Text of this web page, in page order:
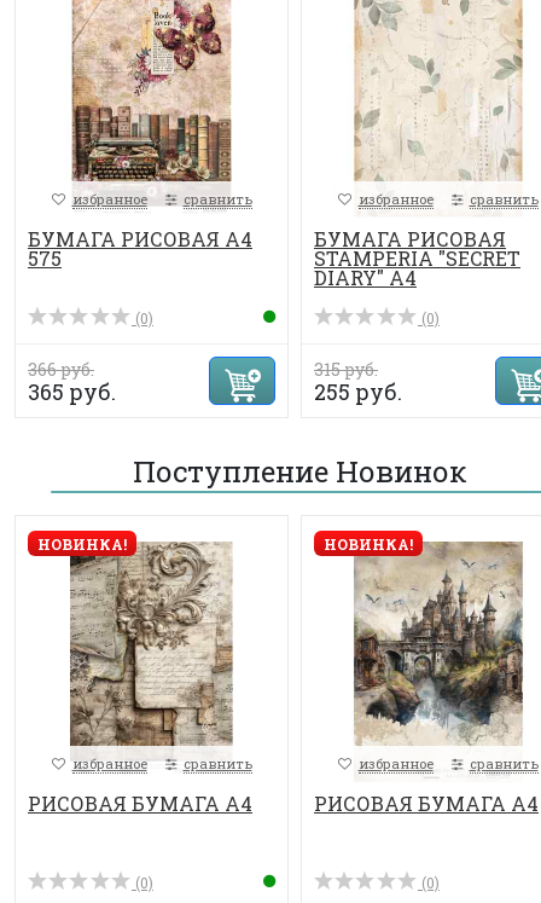
избранное сравнить
БУМАГА РИСОВАЯ А4
575
(0)
366 руб.
365 руб.
избранное сравнить
БУМАГА РИСОВАЯ
STAMPERIA "SECRET
DIARY" А4
(0)
315 руб.
255 руб.
Поступление Новинок
НОВИНКА!
избранное сравнить
РИСОВАЯ БУМАГА А4
(0)
НОВИНКА!
избранное сравнить
РИСОВАЯ БУМАГА А4
(0)